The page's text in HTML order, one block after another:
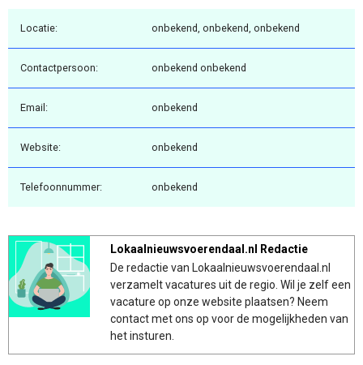
Locatie: onbekend, onbekend, onbekend
Contactpersoon: onbekend onbekend
Email: onbekend
Website: onbekend
Telefoonnummer: onbekend
Lokaalnieuwsvoerendaal.nl Redactie
De redactie van Lokaalnieuwsvoerendaal.nl
verzamelt vacatures uit de regio. Wil je zelf een
vacature op onze website plaatsen? Neem
contact met ons op voor de mogelijkheden van
het insturen.